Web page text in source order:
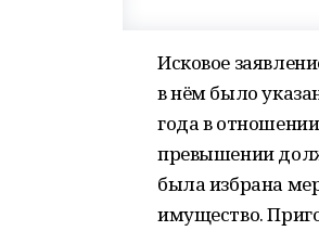
Исковое
в нём было
года в
превышении
была избрана
имущество.